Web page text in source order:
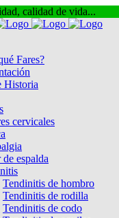
calidad de vida...
Fares?
Historia
cervicales
espalda
Tendinitis de hombro
Tendinitis de rodilla
Tendinitis de codo